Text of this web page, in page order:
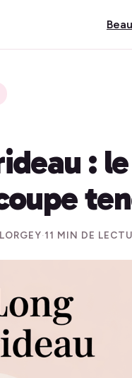
:
·11 MIN DE